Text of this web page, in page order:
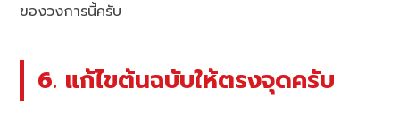
ของวงการนี้ครับ
6. แก้ไขต้นฉบับให้ตรงจุดครับ